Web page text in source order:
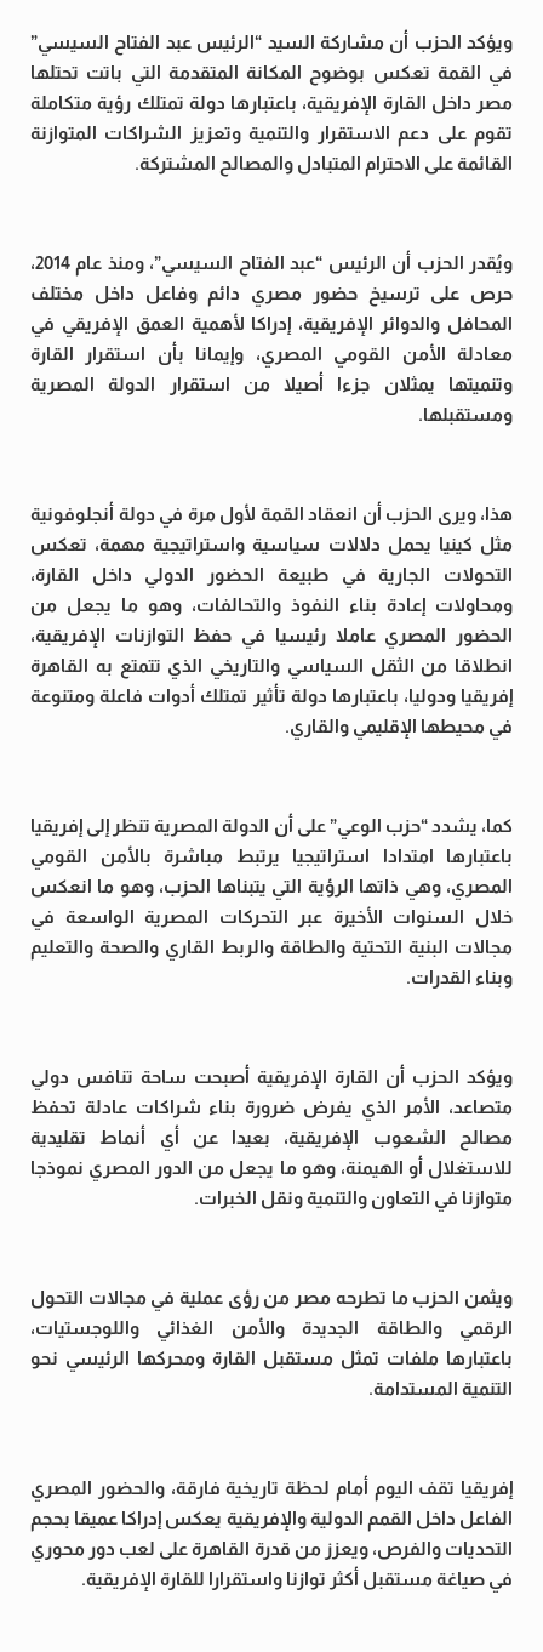
ويؤكد الحزب أن مشاركة السيد “الرئيس عبد الفتاح السيسي”
في القمة تعكس بوضوح المكانة المتقدمة التي باتت تحتلها
مصر داخل القارة الإفريقية، باعتبارها دولة تمتلك رؤية متكاملة
تقوم على دعم الاستقرار والتنمية وتعزيز الشراكات المتوازنة
القائمة على الاحترام المتبادل والمصالح المشتركة.
ويُقدر الحزب أن الرئيس “عبد الفتاح السيسي”، ومنذ عام 2014،
حرص على ترسيخ حضور مصري دائم وفاعل داخل مختلف
المحافل والدوائر الإفريقية، إدراكا لأهمية العمق الإفريقي في
معادلة الأمن القومي المصري، وإيمانا بأن استقرار القارة
وتنميتها يمثلان جزءا أصيلا من استقرار الدولة المصرية
ومستقبلها.
هذا، ويرى الحزب أن انعقاد القمة لأول مرة في دولة أنجلوفونية
مثل كينيا يحمل دلالات سياسية واستراتيجية مهمة، تعكس
التحولات الجارية في طبيعة الحضور الدولي داخل القارة،
ومحاولات إعادة بناء النفوذ والتحالفات، وهو ما يجعل من
الحضور المصري عاملا رئيسيا في حفظ التوازنات الإفريقية،
انطلاقا من الثقل السياسي والتاريخي الذي تتمتع به القاهرة
إفريقيا ودوليا، باعتبارها دولة تأثير تمتلك أدوات فاعلة ومتنوعة
في محيطها الإقليمي والقاري.
كما، يشدد “حزب الوعي” على أن الدولة المصرية تنظر إلى إفريقيا
باعتبارها امتدادا استراتيجيا يرتبط مباشرة بالأمن القومي
المصري، وهي ذاتها الرؤية التي يتبناها الحزب، وهو ما انعكس
خلال السنوات الأخيرة عبر التحركات المصرية الواسعة في
مجالات البنية التحتية والطاقة والربط القاري والصحة والتعليم
وبناء القدرات.
ويؤكد الحزب أن القارة الإفريقية أصبحت ساحة تنافس دولي
متصاعد، الأمر الذي يفرض ضرورة بناء شراكات عادلة تحفظ
مصالح الشعوب الإفريقية، بعيدا عن أي أنماط تقليدية
للاستغلال أو الهيمنة، وهو ما يجعل من الدور المصري نموذجا
متوازنا في التعاون والتنمية ونقل الخبرات.
ويثمن الحزب ما تطرحه مصر من رؤى عملية في مجالات التحول
الرقمي والطاقة الجديدة والأمن الغذائي واللوجستيات،
باعتبارها ملفات تمثل مستقبل القارة ومحركها الرئيسي نحو
التنمية المستدامة.
إفريقيا تقف اليوم أمام لحظة تاريخية فارقة، والحضور المصري
الفاعل داخل القمم الدولية والإفريقية يعكس إدراكا عميقا بحجم
التحديات والفرص، ويعزز من قدرة القاهرة على لعب دور محوري
في صياغة مستقبل أكثر توازنا واستقرارا للقارة الإفريقية.